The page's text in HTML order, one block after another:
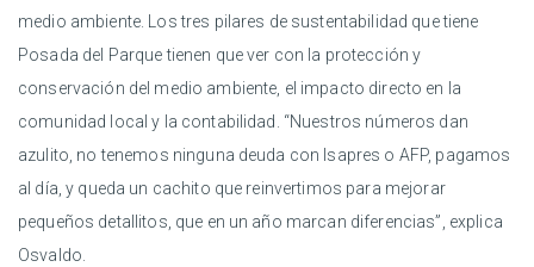
medio ambiente. Los tres pilares de sustentabilidad que tiene
Posada del Parque tienen que ver con la protección y
conservación del medio ambiente, el impacto directo en la
comunidad local y la contabilidad. “Nuestros números dan
azulito, no tenemos ninguna deuda con Isapres o AFP, pagamos
al día, y queda un cachito que reinvertimos para mejorar
pequeños detallitos, que en un año marcan diferencias”, explica
Osvaldo.